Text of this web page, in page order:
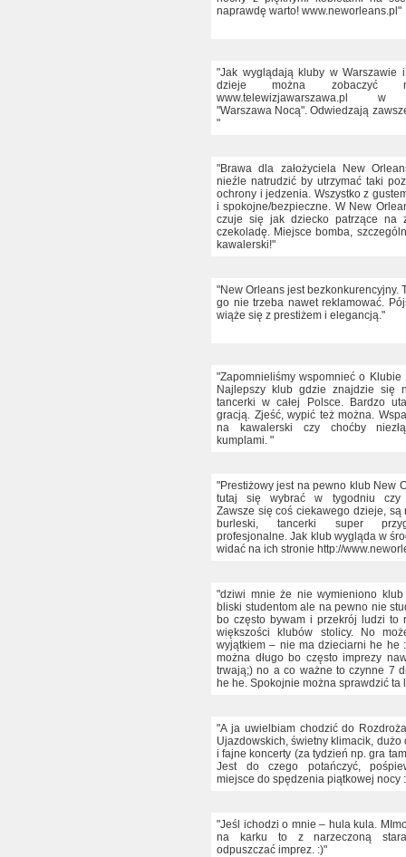
naprawdę warto! www.neworleans.pl"
"Jak wyglądają kluby w Warszawie
dzieje można zobaczyć
www.telewizjawarszawa.pl w
"Warszawa Nocą". Odwiedzają
"
"Brawa dla założyciela New
nieźle natrudzić by utrzymać taki
ochrony i jedzenia. Wszystko z
i spokojne/bezpieczne. W New
czuje się jak dziecko patrzące na
czekoladę. Miejsce bomba,
kawalerski!"
"New Orleans jest bezkonkurencyjny.
go nie trzeba nawet reklamować.
wiąże się z prestiżem i elegancją."
"Zapomnieliśmy wspomnieć o Klubie
Najlepszy klub gdzie znajdzie się
tancerki w całej Polsce. Bardzo
gracją. Zjeść, wypić też można.
na kawalerski czy choćby
kumplami. "
"Prestiżowy jest na pewno klub New
tutaj się wybrać w tygodniu czy
Zawsze się coś ciekawego dzieje, są
burleski, tancerki super
profesjonalne. Jak klub wygląda w
widać na ich stronie http://
"dziwi mnie że nie wymieniono
bliski studentom ale na pewno nie
bo często bywam i przekrój ludzi to
większości klubów stolicy. No
wyjątkiem – nie ma dzieciarni he he
można długo bo często imprezy
trwają;) no a co ważne to czynne 7
he he. Spokojnie można sprawdzić ta
"A ja uwielbiam chodzić do
Ujazdowskich, świetny klimacik, dużo
i fajne koncerty (za tydzień np. gra
Jest do czego potańczyć,
miejsce do spędzenia piątkowej nocy
"Jeśl ichodzi o mnie – hula kula.
na karku to z narzeczoną
odpuszczać imprez. :)"